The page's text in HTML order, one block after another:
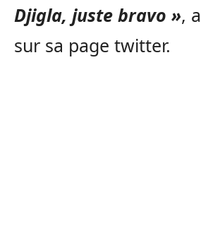
Djigla, juste bravo »,
sur sa page twitter.